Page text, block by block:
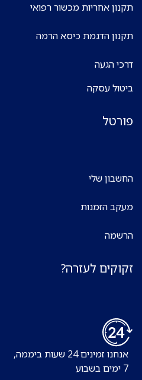
תקנון אחריות מכשור רפואי
תקנון הדגמת כיסא הרמה
דרכי הגעה
ביטול עסקה
פורטל
החשבון שלי
מעקב הזמנות
הרשמה
זקוקים לעזרה?
אנחנו זמינים 24 שעות ביממה,